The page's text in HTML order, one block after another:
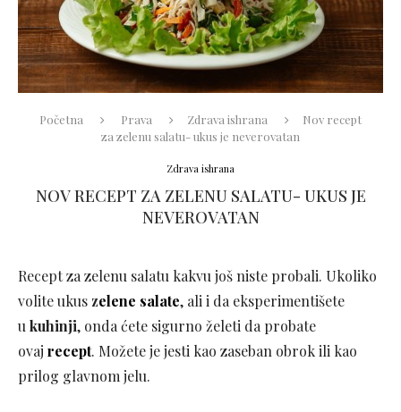
Početna Prava Zdrava ishrana
Nov recept
za zelenu salatu- ukus je neverovatan
Zdrava ishrana
NOV RECEPT ZA ZELENU SALATU- UKUS JE
NEVEROVATAN
Recept za zelenu salatu kakvu još niste probali. Ukoliko
volite ukus zelene salate, ali i da eksperimentišete
ukuhinji, onda ćete sigurno želeti da probate
ovaj recept. Možete je jesti kao zaseban obrok ili kao
prilog glavnom jelu.